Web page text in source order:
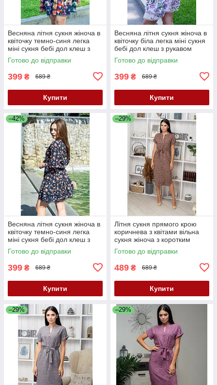
Весняна літня сукня жіноча в
квіточку темно-синя легка
міні сукня бебі дол клеш з
рукавом сукня 42-46
Готово до відправки
399 ₴ 689 ₴
Купити
Весняна літня сукня жіноча в
квіточку біла легка міні сукня
бебі дол клеш з рукавом
сукня літо 42-46
Готово до відправки
399 ₴ 689 ₴
Купити
–42%
Весняна літня сукня жіноча в
квіточку темно-синя легка
міні сукня бебі дол клеш з
рукавом сукня 42-46
Готово до відправки
399 ₴ 689 ₴
Купити
–29%
Літня сукня прямого крою
коричнева з квітами вільна
сукня жіноча з коротким
рукавом сукня з поясом 40-
42 розмір
Готово до відправки
489 ₴ 689 ₴
Купити
–29% –29%